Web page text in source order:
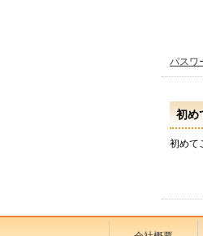
パスワ
初め
初めて